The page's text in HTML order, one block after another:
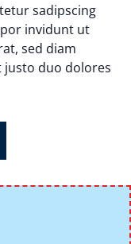
sadipscing
invidunt ut
sed diam
justo duo dolores